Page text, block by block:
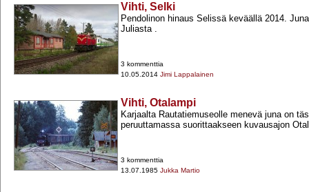
Vihti, Selki
Pendolinon hinaus Selissä keväällä 2014.
Juliasta .
3 kommenttia
10.05.2014 Jimi Lappalainen
Vihti, Otalampi
Karjaalta Rautatiemuseolle menevä juna on
peruuttamassa suorittaakseen kuvausajon
3 kommenttia
13.07.1985 Jukka Martio